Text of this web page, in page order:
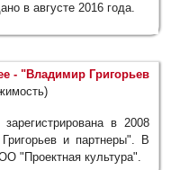
в августе 2016 года.
- "Владимир Григорьев
в 2008
и партнеры". В
"Проектная культура".